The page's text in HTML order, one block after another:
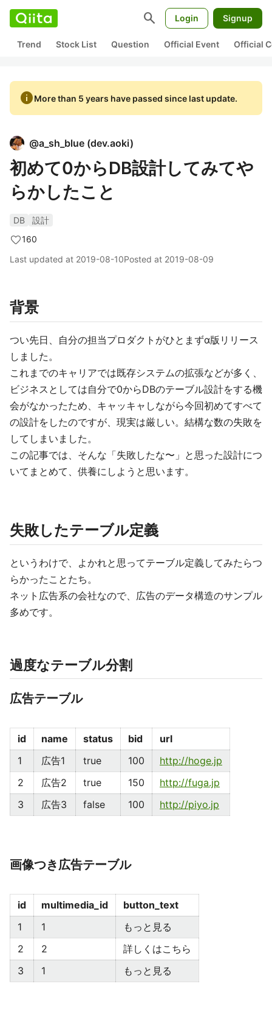
search Login Signup
Trend Stock List Question Official Event Official
infoMore than 5 years have passed since last update.
@a_sh_blue (dev.aoki)
初めて0からDB設計してみてや
らかしたこと
DB
設計
160
Last updated at 2019-08-10Posted at 2019-08-09
背景
つい先日、自分の担当プロダクトがひとまずα版リリース
しました。
これまでのキャリアでは既存システムの拡張などが多く、
ビジネスとしては自分で0からDBのテーブル設計をする機
会がなかったため、キャッキャしながら今回初めてすべて
の設計をしたのですが、現実は厳しい。結構な数の失敗を
してしまいました。
この記事では、そんな「失敗したな〜」と思った設計につ
いてまとめて、供養にしようと思います。
失敗したテーブル定義
というわけで、よかれと思ってテーブル定義してみたらつ
らかったことたち。
ネット広告系の会社なので、広告のデータ構造のサンプル
多めです。
過度なテーブル分割
広告テーブル
id name status bid
url
1
広告1 true 100
http://hoge.jp
2
広告2 true 150
http://fuga.jp
3
広告3 false 100 http://piyo.jp
画像つき広告テーブル
id multimedia_id
button_text
1
1
もっと見る
2
2
詳しくはこちら
3
1 もっと見る